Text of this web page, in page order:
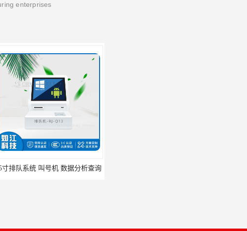
enterprises
队系统 叫号机 数据分析查询